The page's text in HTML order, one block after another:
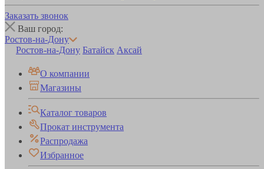
Заказать звонок
Ваш город:
Ростов-на-Дону
Ростов-на-Дону Батайск Аксай
О компании
Магазины
Каталог товаров
Прокат инструмента
Распродажа
Избранное